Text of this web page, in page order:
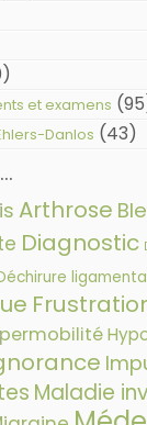
et examens
Danlos (43)
Arthrose
Diagnostic
Maladie